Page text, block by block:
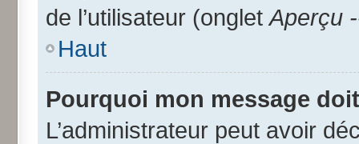
de l’utilisateur (onglet Aperçu
Haut
Pourquoi mon message
L’administrateur peut avoir